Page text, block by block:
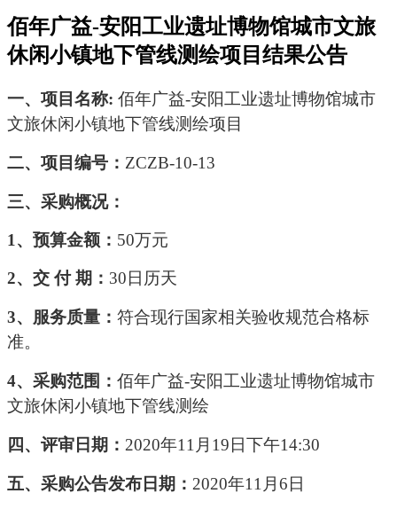
佰年广益-安阳工业遗址博物馆城市文旅
休闲小镇地下管线测绘项目结果公告
一、 项目名称: 佰年广益-安阳工业遗址博物馆城市
文旅休闲小镇地下管线测绘项目
二、项目编号 ： ZCZB-10-13
三、 采购概况：
1、预算金额： 50万元
2、交 付 期： 30日历天
3、服务质量： 符合现行国家相关验收规范合格标
准。
4、采购范围： 佰年广益-安阳工业遗址博物馆城市
文旅休闲小镇地下管线测绘
四、评审 日期： 2020年11 月 19 日下午14:30
五、 采购公告发布日期 ： 2020年11 月 6 日